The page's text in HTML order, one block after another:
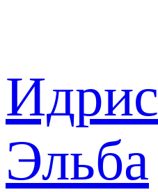
Идрис
Эльба